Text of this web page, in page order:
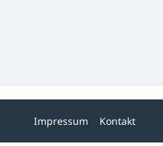
Impressum Kontakt